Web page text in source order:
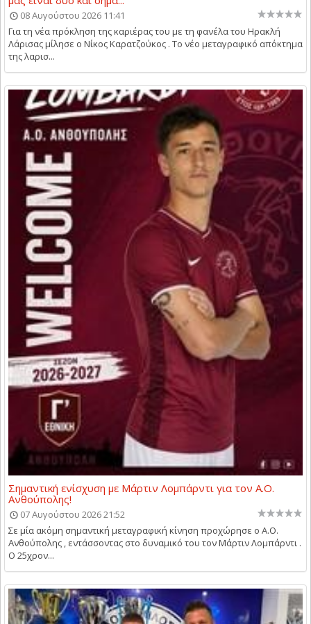
08 Αυγούστου 2026 11:41
Για τη νέα πρόκληση της καριέρας του με τη φανέλα του Ηρακλή
Λάρισας μίλησε ο Νίκος Καρατζούκος . Το νέο μεταγραφικό απόκτημα
της λαρισ...
Σημαντική ενίσχυση με Μάρτιν Λομπάρντι για τον Α.Ο.
Ανθούπολης!
07 Αυγούστου 2026 21:52
Σε μία ακόμη σημαντική μεταγραφική κίνηση προχώρησε ο Α.Ο.
Ανθούπολης , εντάσσοντας στο δυναμικό του τον Μάρτιν Λομπάρντι .
Ο 25χρον...